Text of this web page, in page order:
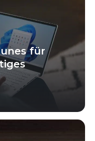
für